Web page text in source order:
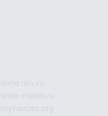
snite-mebel.ru
mynances.org